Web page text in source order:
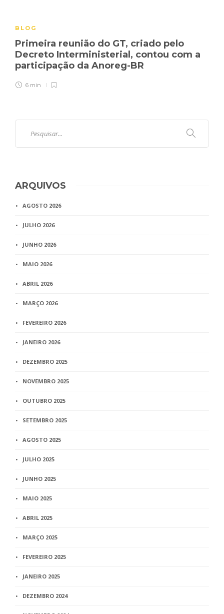
BLOG
Primeira reunião do GT, criado pelo
Decreto Interministerial, contou com a
participação da Anoreg-BR
6 min
ARQUIVOS
AGOSTO 2026
JULHO 2026
JUNHO 2026
MAIO 2026
ABRIL 2026
MARÇO 2026
FEVEREIRO 2026
JANEIRO 2026
DEZEMBRO 2025
NOVEMBRO 2025
OUTUBRO 2025
SETEMBRO 2025
AGOSTO 2025
JULHO 2025
JUNHO 2025
MAIO 2025
ABRIL 2025
MARÇO 2025
FEVEREIRO 2025
JANEIRO 2025
DEZEMBRO 2024